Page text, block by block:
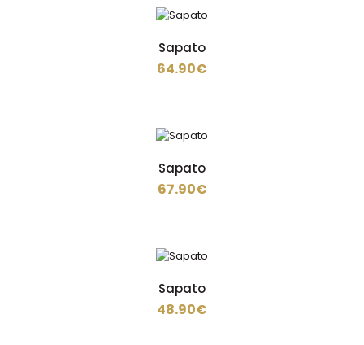
Sapatos de trabalho em tecido têxtil respirável e design
desportivo. · Biqueira: não segura. · Pal..
Sapato
Sapatos de trabalho com estilo desportivo e tecido
respirável avançado, oferecem frescura e um des..
Sapato
64.90€
Sapato
67.90€
Sapato
48.90€